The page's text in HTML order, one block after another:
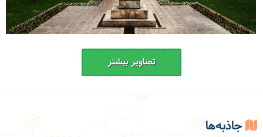
تصاویر بیشتر
جاذبه‌ها